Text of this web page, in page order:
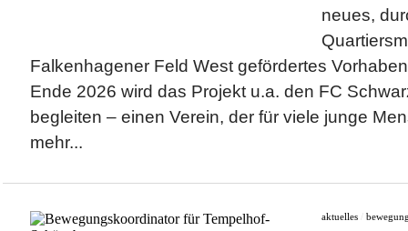
neues,
Falkenhagener Feld West gefördertes
Ende 2026 wird das Projekt u.a. den FC
begleiten – einen Verein, der für viele junge
mehr...
aktuelles/